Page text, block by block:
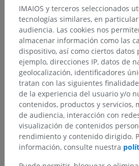
Neuroanatomía humana
Traducciones
¿Ha detectado un error?
No dude en sugerir una
mejora de contenido.
Reportar un
IMAIOS y terceros seleccionados
tecnologías similares, en
audiencia. Las cookies nos
almacenar información como las
dispositivo, así como ciertos datos
ejemplo, direcciones IP, datos de
geolocalización, identificadores
tratan con las siguientes
de la experiencia del usuario y/o
contenidos, productos y servicios,
de audiencia, interacción con
visualización de contenidos
rendimiento y contenido dirigido.
información, consulte nuestra